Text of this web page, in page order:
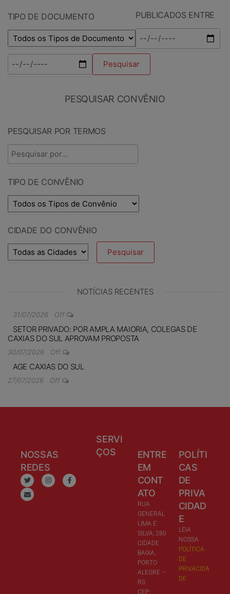
TIPO DE DOCUMENTO PUBLICADOS ENTRE
PESQUISAR CONVÊNIO
PESQUISAR POR TERMOS
TIPO DE CONVÊNIO
CIDADE DO CONVÊNIO
NOTÍCIAS RECENTES
31/07/2026 Off
SETOR PRIVADO: POR AMPLA MAIORIA, COLEGAS DE
CAXIAS DO SUL APROVAM PROPOSTA
30/07/2026 Off
AGE CAXIAS DO SUL
27/07/2026 Off
NOSSAS
REDES
SERVI
ÇOS
ENTRE
EM
CONT
ATO
RUA
GENERAL
LIMA E
SILVA, 280
CIDADE
BAIXA,
PORTO
ALEGRE –
RS
CEP:
POLÍTI
CAS
DE
PRIVA
CIDAD
E
LEIA
NOSSA
POLÍTICA
DE
PRIVACIDA
DE